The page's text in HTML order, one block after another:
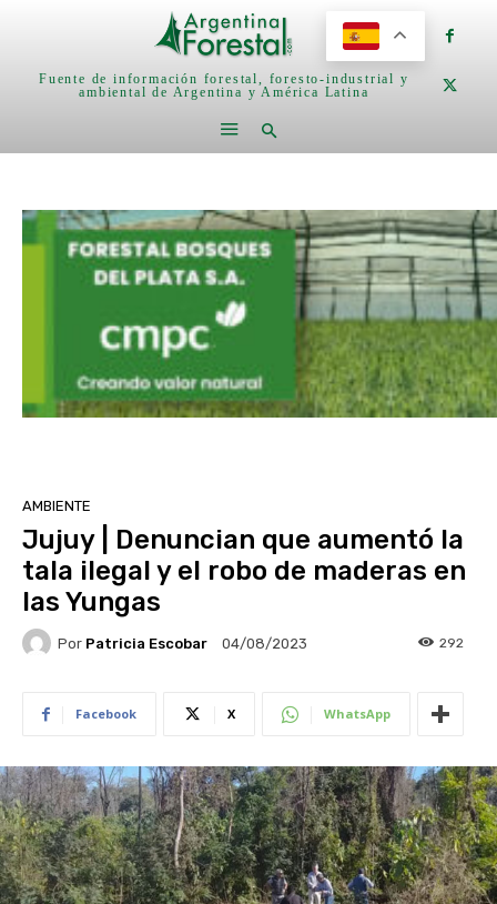
Fuente de información forestal, foresto-industrial y
ambiental de Argentina y América Latina
AMBIENTE
Jujuy | Denuncian que aumentó la
tala ilegal y el robo de maderas en
las Yungas
Por Patricia Escobar 04/08/2023 292
Facebook X WhatsApp